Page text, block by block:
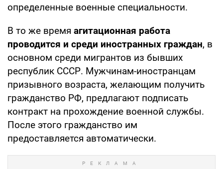
определенные военные специальности.
В то же время агитационная работа
проводится и среди иностранных граждан, в
основном среди мигрантов из бывших
республик СССР. Мужчинам-иностранцам
призывного возраста, желающим получить
гражданство РФ, предлагают подписать
контракт на прохождение военной службы.
После этого гражданство им
предоставляется автоматически.